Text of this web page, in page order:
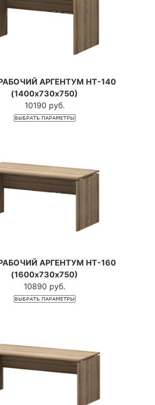
АРГЕНТУМ НТ-140
(1400х730х750)
10190 руб.
АРГЕНТУМ НТ-160
(1600х730х750)
10890 руб.